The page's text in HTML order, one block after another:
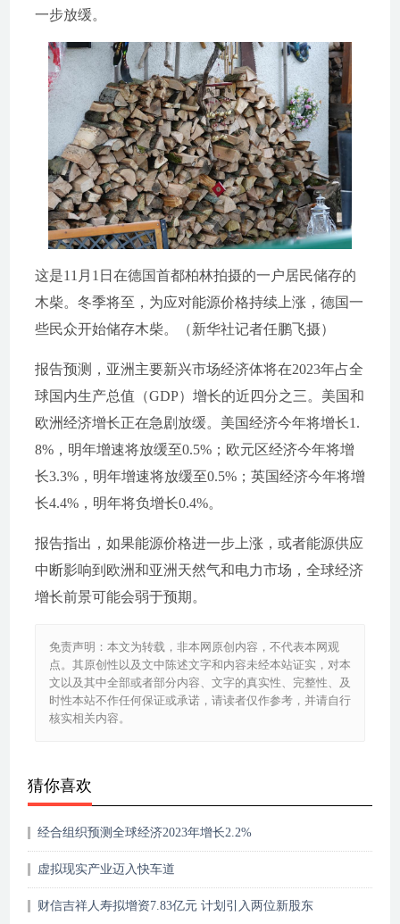
一步放缓。
这是11月1日在德国首都柏林拍摄的一户居民储存的
木柴。冬季将至，为应对能源价格持续上涨，德国一
些民众开始储存木柴。（新华社记者任鹏飞摄）
报告预测，亚洲主要新兴市场经济体将在2023年占全
球国内生产总值（GDP）增长的近四分之三。美国和
欧洲经济增长正在急剧放缓。美国经济今年将增长1.
8%，明年增速将放缓至0.5%；欧元区经济今年将增
长3.3%，明年增速将放缓至0.5%；英国经济今年将增
长4.4%，明年将负增长0.4%。
报告指出，如果能源价格进一步上涨，或者能源供应
中断影响到欧洲和亚洲天然气和电力市场，全球经济
增长前景可能会弱于预期。
免责声明：本文为转载，非本网原创内容，不代表本网观
点。其原创性以及文中陈述文字和内容未经本站证实，对本
文以及其中全部或者部分内容、文字的真实性、完整性、及
时性本站不作任何保证或承诺，请读者仅作参考，并请自行
核实相关内容。
猜你喜欢
经合组织预测全球经济2023年增长2.2%
虚拟现实产业迈入快车道
财信吉祥人寿拟增资7.83亿元 计划引入两位新股东